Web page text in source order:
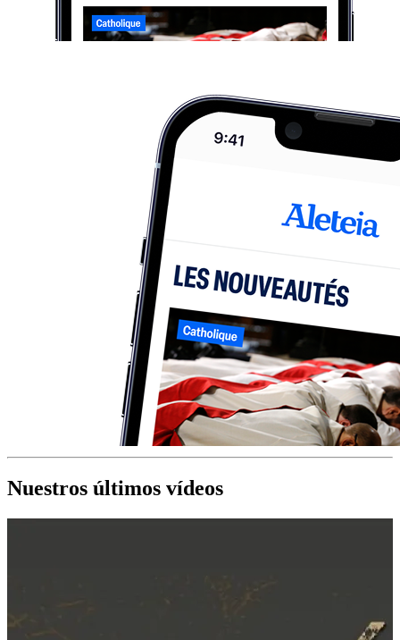
Nuestros últimos vídeos